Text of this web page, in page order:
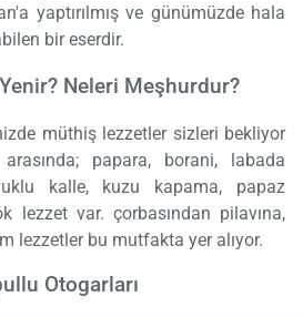
yaptırılmış ve günümüzde hala
bir eserdir.
Neleri Meşhurdur?
müthiş lezzetler sizleri bekliyor
papara, borani, labada
kalle, kuzu kapama, papaz
lezzet var. çorbasından pilavına,
lezzetler bu mutfakta yer alıyor.
Otogarları